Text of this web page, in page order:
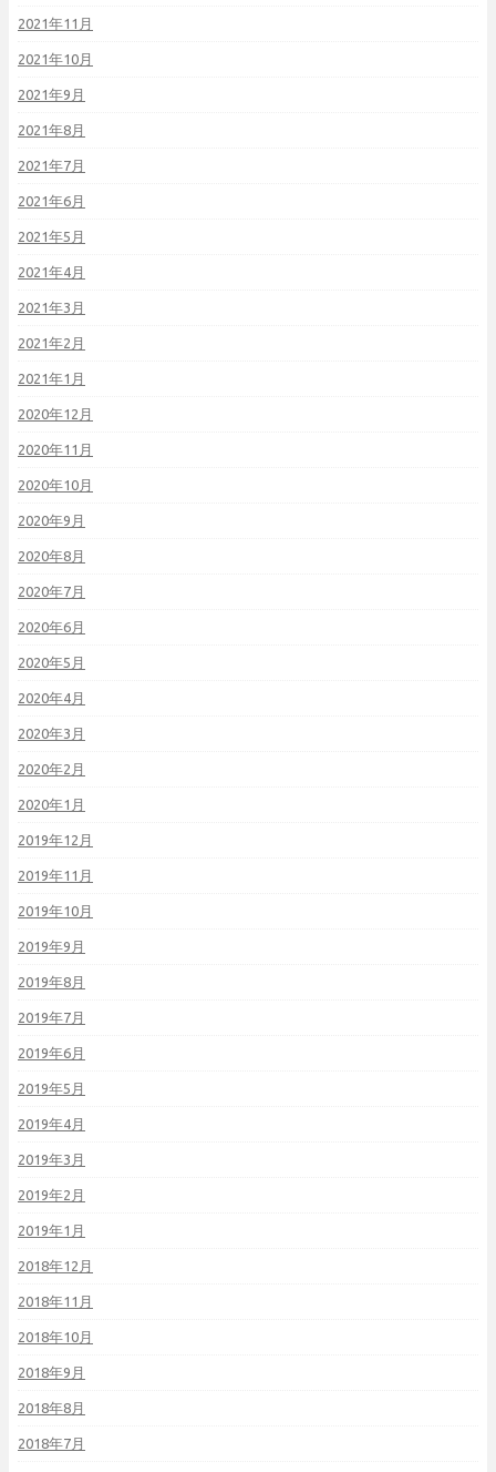
2021年11月
2021年10月
2021年9月
2021年8月
2021年7月
2021年6月
2021年5月
2021年4月
2021年3月
2021年2月
2021年1月
2020年12月
2020年11月
2020年10月
2020年9月
2020年8月
2020年7月
2020年6月
2020年5月
2020年4月
2020年3月
2020年2月
2020年1月
2019年12月
2019年11月
2019年10月
2019年9月
2019年8月
2019年7月
2019年6月
2019年5月
2019年4月
2019年3月
2019年2月
2019年1月
2018年12月
2018年11月
2018年10月
2018年9月
2018年8月
2018年7月